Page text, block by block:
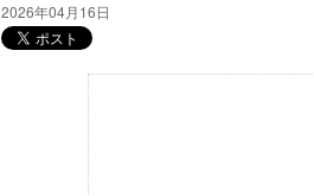
2026年04月16日